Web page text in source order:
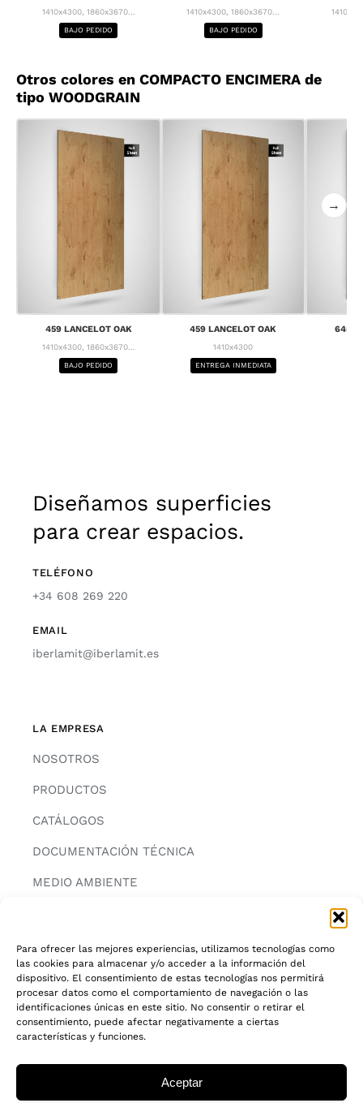
Para ofrecer las mejores experiencias, utilizamos tecnologías como
las cookies para almacenar y/o acceder a la información del
dispositivo. El consentimiento de estas tecnologías nos permitirá
procesar datos como el comportamiento de navegación o las
identificaciones únicas en este sitio. No consentir o retirar el
consentimiento, puede afectar negativamente a ciertas
características y funciones.
Aceptar
1410x4300, 1860x3670...
BAJO PEDIDO
1410x4300, 1860x3670...
BAJO PEDIDO
Otros colores en COMPACTO ENCIMERA de
tipo WOODGRAIN
459 LANCELOT OAK
1410x4300, 1860x3670...
BAJO PEDIDO
459 LANCELOT OAK
1410x4300
ENTREGA INMEDIATA
645
→
Diseñamos superficies
para crear espacios.
TELÉFONO
+34 608 269 220
EMAIL
iberlamit@iberlamit.es
LA EMPRESA
NOSOTROS
PRODUCTOS
CATÁLOGOS
DOCUMENTACIÓN TÉCNICA
MEDIO AMBIENTE
INFORMACIÓN
AVISO LEGAL
POLITICA DE PRIVACIDAD